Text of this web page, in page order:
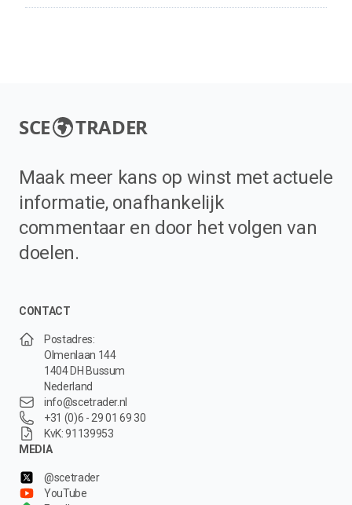
SCE TRADER
Maak meer kans op winst met actuele
informatie, onafhankelijk
commentaar en door het volgen van
doelen.
CONTACT
Postadres:
Olmenlaan 144
1404 DH Bussum
Nederland
info@scetrader.nl
+31 (0)6 - 29 01 69 30
KvK: 91139953
MEDIA
@scetrader
YouTube